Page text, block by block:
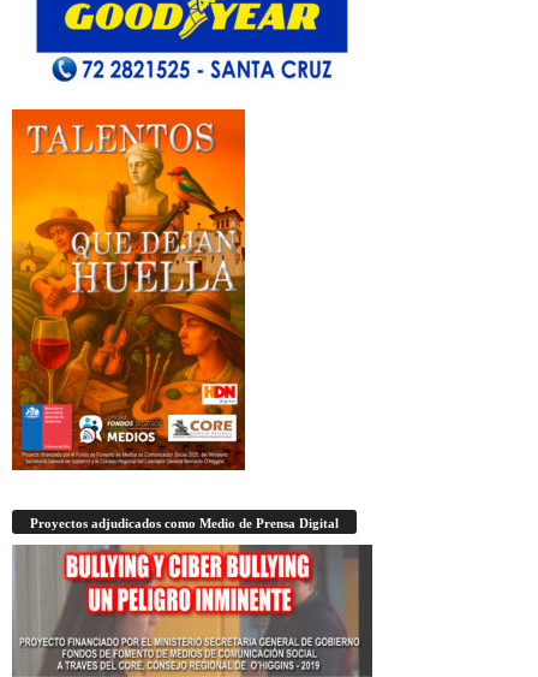
Proyectos adjudicados como Medio de Prensa Digital